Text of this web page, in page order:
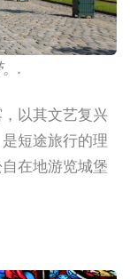
.
以其文艺复兴
短途旅行的理
在地游览城堡